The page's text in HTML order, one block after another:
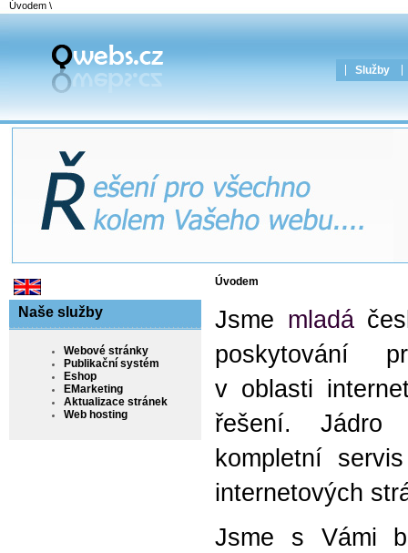
Úvodem \
Služby
Naše služby
Webové stránky
Publikační systém
Eshop
EMarketing
Aktualizace stránek
Web hosting
Úvodem
Jsme mladá
poskytování
v oblasti
řešení. Jádro
kompletní
internetových
Jsme s Vámi